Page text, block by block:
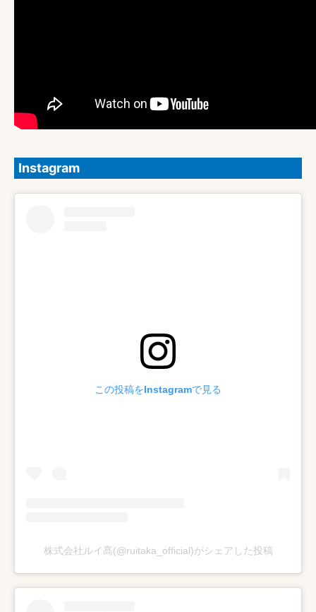
Instagram
この投稿をInstagramで見る
株式会社ルイ髙(@ruitaka_official)がシェアした投稿